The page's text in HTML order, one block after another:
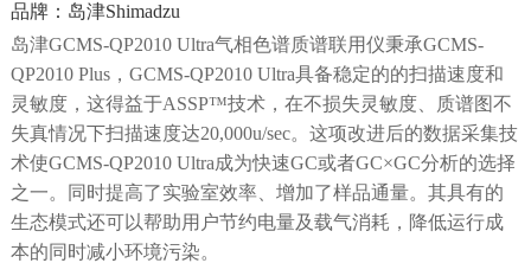
品牌：岛津Shimadzu
岛津GCMS-QP2010 Ultra气相色谱质谱联用仪秉承GCMS-
QP2010 Plus，GCMS-QP2010 Ultra具备稳定的的扫描速度和
灵敏度，这得益于ASSP™技术，在不损失灵敏度、质谱图不
失真情况下扫描速度达20,000u/sec。这项改进后的数据采集技
术使GCMS-QP2010 Ultra成为快速GC或者GC×GC分析的选择
之一。同时提高了实验室效率、增加了样品通量。其具有的
生态模式还可以帮助用户节约电量及载气消耗，降低运行成
本的同时减小环境污染。